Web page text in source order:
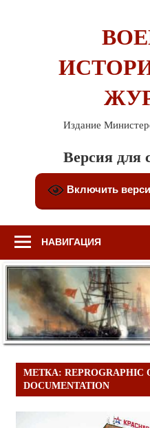
Издание
Версия для
Включить
НАВИГАЦИЯ
МЕТКА: REPROGRAPHIC
DOCUMENTATION